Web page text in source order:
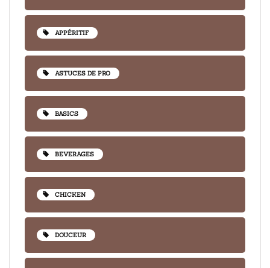
APPÉRITIF
ASTUCES DE PRO
BASICS
BEVERAGES
CHICKEN
DOUCEUR